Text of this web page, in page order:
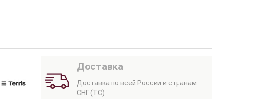
Доставка
Доставка по всей России и странам
СНГ (ТС)